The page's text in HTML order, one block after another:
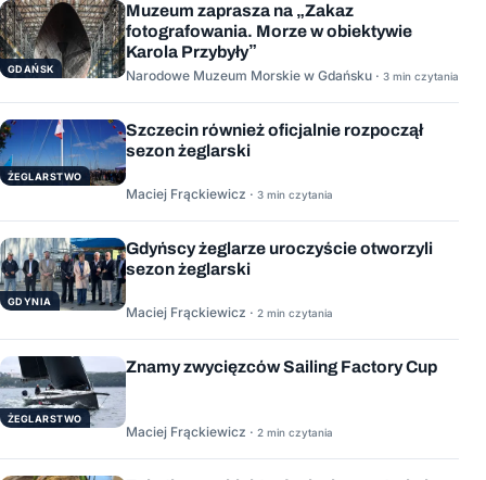
GDAŃSK
Muzeum zaprasza na „Zakaz
fotografowania. Morze w obiektywie
Karola Przybyły”
Narodowe Muzeum Morskie w Gdańsku · 3 min czytania
ŻEGLARSTWO
Szczecin również oficjalnie rozpoczął
sezon żeglarski
Maciej Frąckiewicz · 3 min czytania
GDYNIA
Gdyńscy żeglarze uroczyście otworzyli
sezon żeglarski
Maciej Frąckiewicz · 2 min czytania
ŻEGLARSTWO
Znamy zwycięzców Sailing Factory Cup
Maciej Frąckiewicz · 2 min czytania